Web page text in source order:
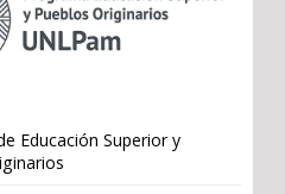
Educación Superior y